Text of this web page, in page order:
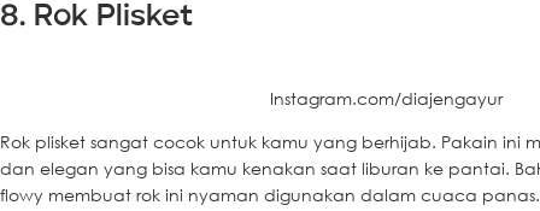
8. Rok Plisket
Instagram.com/diajengayur
Rok plisket sangat cocok untuk kamu yang berhijab. Pakain ini
dan elegan yang bisa kamu kenakan saat liburan ke pantai.
flowy membuat rok ini nyaman digunakan dalam cuaca panas.